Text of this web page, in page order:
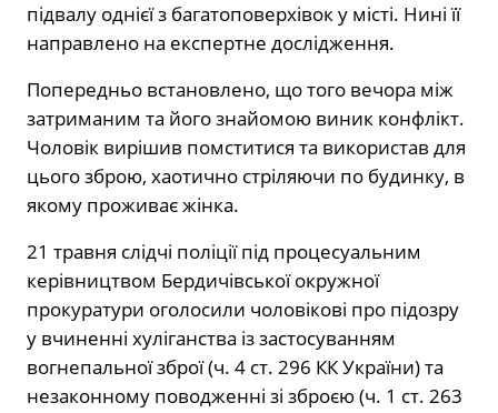
підвалу однієї з багатоповерхівок у місті. Нині її
направлено на експертне дослідження.
Попередньо встановлено, що того вечора між
затриманим та його знайомою виник конфлікт.
Чоловік вирішив помститися та використав для
цього зброю, хаотично стріляючи по будинку, в
якому проживає жінка.
21 травня слідчі поліції під процесуальним
керівництвом Бердичівської окружної
прокуратури оголосили чоловікові про підозру
у вчиненні хуліганства із застосуванням
вогнепальної зброї (ч. 4 ст. 296 КК України) та
незаконному поводженні зі зброєю (ч. 1 ст. 263